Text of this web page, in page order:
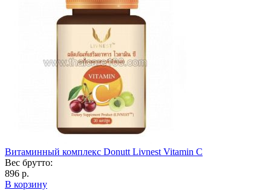
Витаминный комплекс Donutt Livnest Vitamin C
Вес брутто:
896 р.
В корзину